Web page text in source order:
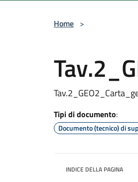
Home >
Tipi di documento:
Documento (tecnico) di
INDICE DELLA PAGINA